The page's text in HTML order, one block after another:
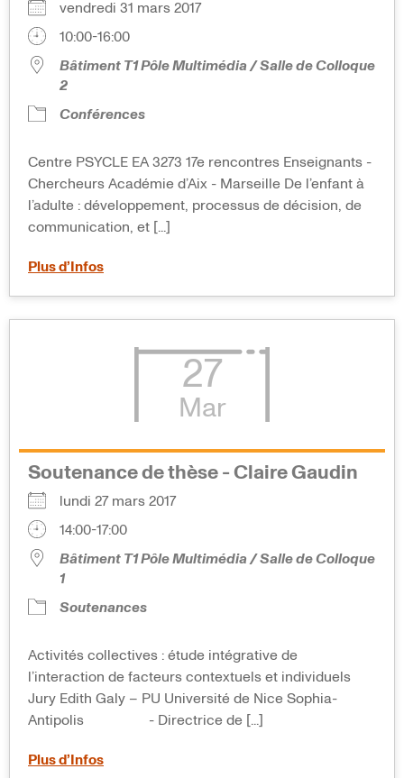
vendredi 31 mars 2017
10:00-16:00
Bâtiment T1 Pôle Multimédia / Salle de Colloque
2
Conférences
Centre PSYCLE EA 3273 17e rencontres Enseignants -
Chercheurs Académie d’Aix - Marseille De l’enfant à
l’adulte : développement, processus de décision, de
communication, et [...]
Plus d’Infos
27
Mar
Soutenance de thèse - Claire Gaudin
lundi 27 mars 2017
14:00-17:00
Bâtiment T1 Pôle Multimédia / Salle de Colloque
1
Soutenances
Activités collectives : étude intégrative de
l’interaction de facteurs contextuels et individuels
Jury Edith Galy – PU Université de Nice Sophia-
Antipolis - Directrice de [...]
Plus d’Infos